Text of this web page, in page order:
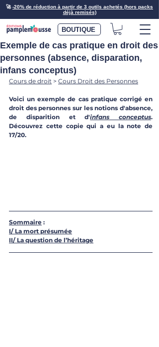
🚀-20% de réduction à partir de 3 outils achetés (hors packs
déjà remisés)
BOUTIQUE
Exemple de cas pratique en droit des
personnes (absence, disparation,
infans conceptus)
Cours de droit > Cours Droit des Personnes
Voici un exemple de cas pratique corrigé en
droit des personnes sur les notions d'absence,
de disparition et d'infans conceptus.
Découvrez cette copie qui a eu la note de
17/20.
Sommaire :
I/ La mort présumée
II/ La question de l’héritage